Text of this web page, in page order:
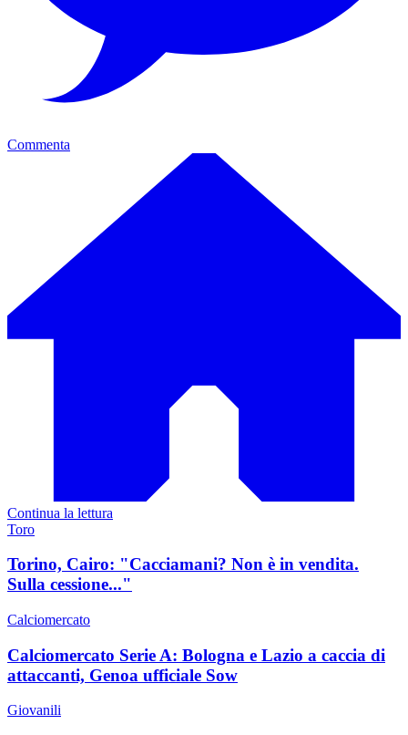
Commenta
Continua la lettura
Toro
Torino, Cairo: "Cacciamani? Non è in vendita.
Sulla cessione..."
Calciomercato
Calciomercato Serie A: Bologna e Lazio a caccia di
attaccanti, Genoa ufficiale Sow
Giovanili